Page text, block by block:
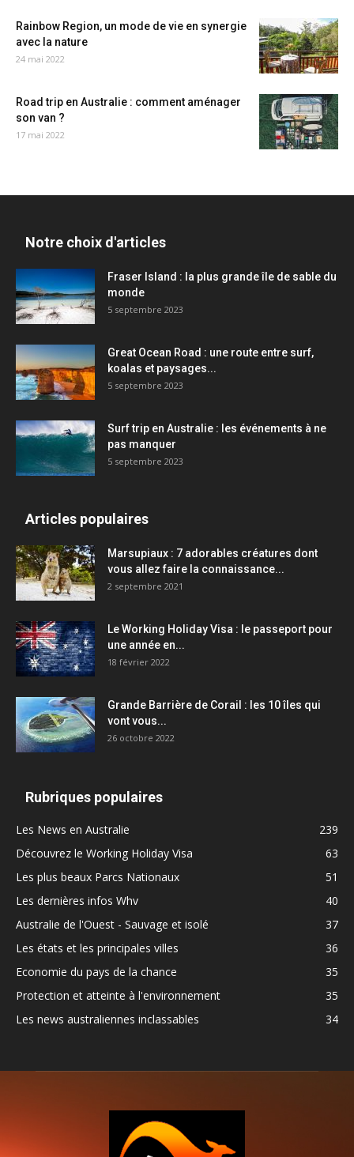
Rainbow Region, un mode de vie en synergie
avec la nature
24 mai 2022
Road trip en Australie : comment aménager
son van ?
17 mai 2022
Notre choix d'articles
Fraser Island : la plus grande île de sable du
monde
5 septembre 2023
Great Ocean Road : une route entre surf,
koalas et paysages...
5 septembre 2023
Surf trip en Australie : les événements à ne
pas manquer
5 septembre 2023
Articles populaires
Marsupiaux : 7 adorables créatures dont
vous allez faire la connaissance...
2 septembre 2021
Le Working Holiday Visa : le passeport pour
une année en...
18 février 2022
Grande Barrière de Corail : les 10 îles qui
vont vous...
26 octobre 2022
Rubriques populaires
Les News en Australie
239
Découvrez le Working Holiday Visa
63
Les plus beaux Parcs Nationaux
51
Les dernières infos Whv
40
Australie de l'Ouest - Sauvage et isolé
37
Les états et les principales villes
36
Economie du pays de la chance
35
Protection et atteinte à l'environnement
35
Les news australiennes inclassables
34